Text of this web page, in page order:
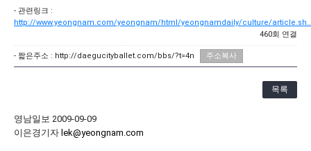
- 관련링크 :
http://www.yeongnam.com/yeongnam/html/yeongnamdaily/culture/article.sh…
460회 연결
- 짧은주소 : http://daegucityballet.com/bbs/?t=4n 주소복사
목록
영남일보 2009-09-09
이은경기자 lek@yeongnam.com